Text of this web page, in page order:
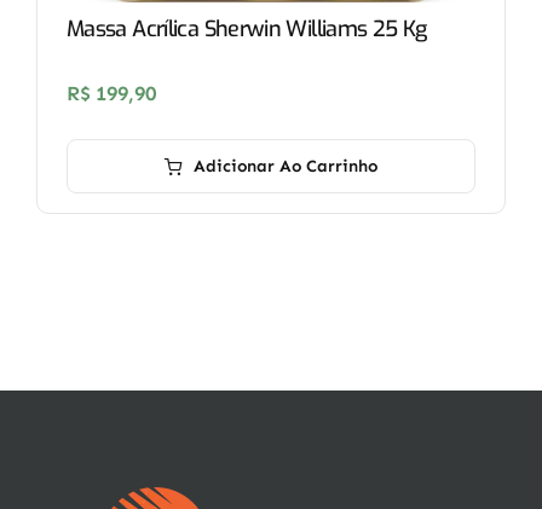
Massa Acrílica Sherwin Williams 25 Kg
R$ 199,90
Adicionar Ao Carrinho